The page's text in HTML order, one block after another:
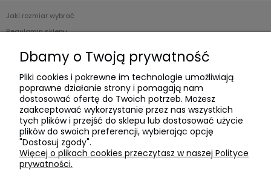
Jaki rozmiar wybrać
Regulamin sklepu
Polityka prywatności
Płatności i dostawa
Czas realizacji zamówienia
Czas i koszty dostawy
Formy płatności
Dbamy o Twoją prywatność
Pliki cookies i pokrewne im technologie umożliwiają
poprawne działanie strony i pomagają nam
dostosować ofertę do Twoich potrzeb. Możesz
zaakceptować wykorzystanie przez nas wszystkich
tych plików i przejść do sklepu lub dostosować użycie
plików do swoich preferencji, wybierając opcję
"Dostosuj zgody".
Więcej o plikach cookies przeczytasz w naszej Polityce
prywatności.